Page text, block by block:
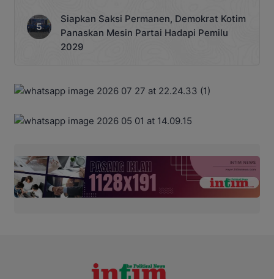
Siapkan Saksi Permanen, Demokrat Kotim
Panaskan Mesin Partai Hadapi Pemilu
2029